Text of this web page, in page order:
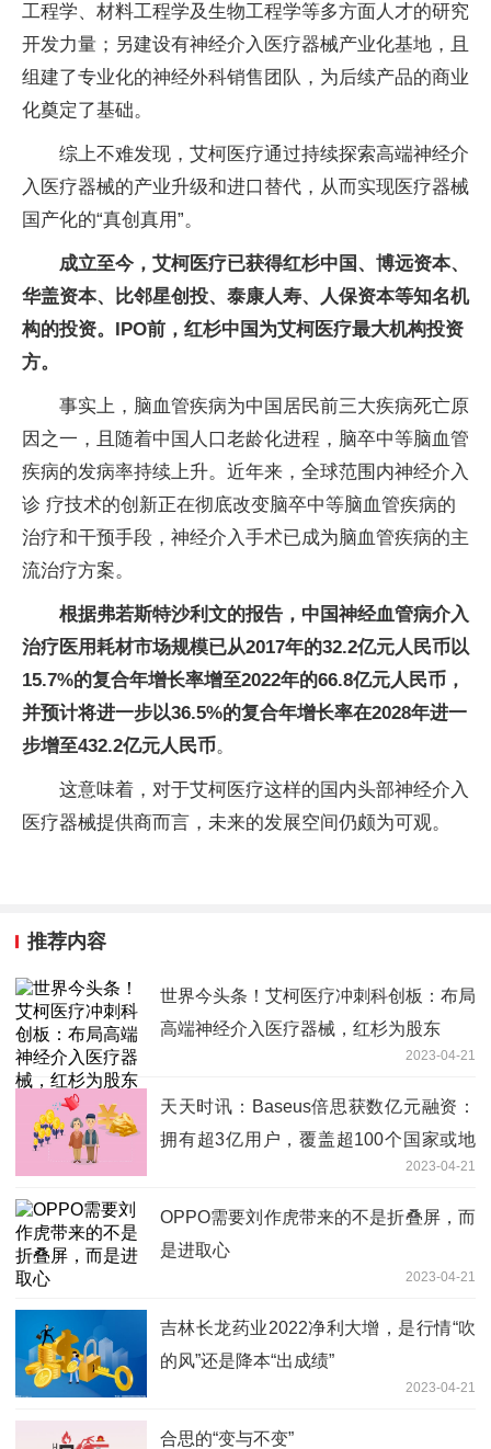
工程学、材料工程学及生物工程学等多方面人才的研究
开发力量；另建设有神经介入医疗器械产业化基地，且
组建了专业化的神经外科销售团队，为后续产品的商业
化奠定了基础。
综上不难发现，艾柯医疗通过持续探索高端神经介
入医疗器械的产业升级和进口替代，从而实现医疗器械
国产化的“真创真用”。
成立至今，艾柯医疗已获得红杉中国、博远资本、
华盖资本、比邻星创投、泰康人寿、人保资本等知名机
构的投资。IPO前，红杉中国为艾柯医疗最大机构投资
方。
事实上，脑血管疾病为中国居民前三大疾病死亡原
因之一，且随着中国人口老龄化进程，脑卒中等脑血管
疾病的发病率持续上升。近年来，全球范围内神经介入
诊 疗技术的创新正在彻底改变脑卒中等脑血管疾病的
治疗和干预手段，神经介入手术已成为脑血管疾病的主
流治疗方案。
根据弗若斯特沙利文的报告， 中国神经血管病介入
治疗医用耗材市场规模已从2017年的32.2亿元人民币以
15.7%的复合年增长率增至2022年的66.8亿元人民币 ，
并预计将进一步以36.5%的复合年增长率在2028年进一
步增至432.2亿元人民币。
这意味着，对于艾柯医疗这样的国内头部神经介入
医疗器械提供商而言，未来的发展空间仍颇为可观。
推荐内容
世界今头条！艾柯医疗冲刺科创板：布局
高端神经介入医疗器械，红杉为股东
2023-04-21
天天时讯：Baseus倍思获数亿元融资：
拥有超3亿用户，覆盖超100个国家或地
2023-04-21
OPPO需要刘作虎带来的不是折叠屏，而
是进取心
2023-04-21
吉林长龙药业2022净利大增，是行情“吹
的风”还是降本“出成绩”
2023-04-21
合思的“变与不变”